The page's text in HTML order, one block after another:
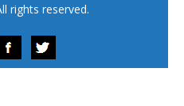
rights reserved.